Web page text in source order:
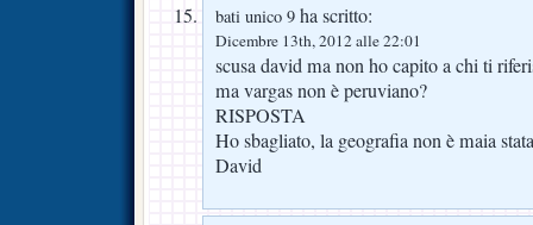
bati unico 9 ha scritto:
Dicembre 13th, 2012 alle 22:01
scusa david ma non ho capito a chi ti
ma vargas non è peruviano?
RISPOSTA
Ho sbagliato, la geografia non è maia
David